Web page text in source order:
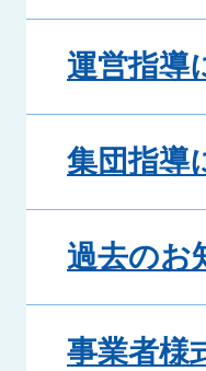
運営指導
集団指導
過去のお
事業者様